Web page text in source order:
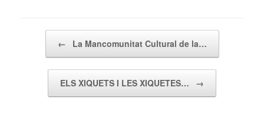
← La Mancomunitat Cultural de la…
ELS XIQUETS I LES XIQUETES… →